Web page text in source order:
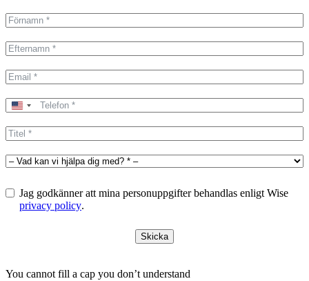
United
+1
Jag godkänner att mina personuppgifter behandlas enligt Wise
privacy policy.
Skicka
You cannot fill a cap you don’t understand